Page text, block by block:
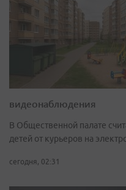
видеонаблюдения
В Общественной палате
детей от курьеров на
сегодня, 02:31